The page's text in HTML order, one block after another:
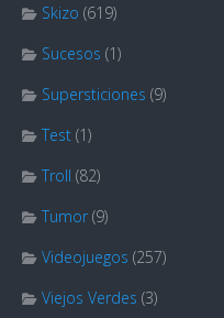
Skizo (619)
Sucesos (1)
Supersticiones (9)
Test (1)
Troll (82)
Tumor (9)
Videojuegos (257)
Viejos Verdes (3)